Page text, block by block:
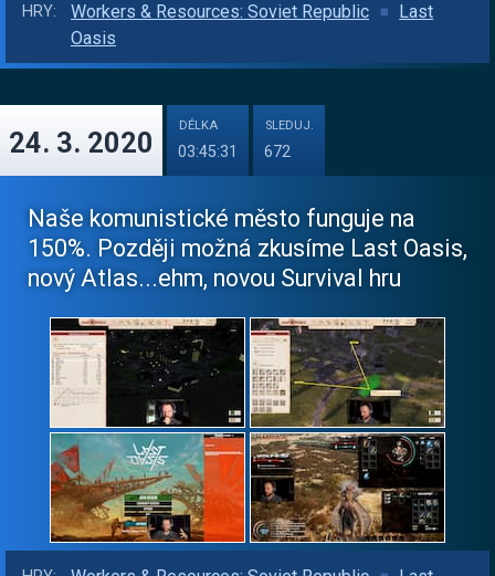
HRY: Workers & Resources: Soviet Republic
Last
Oasis
24. 3. 2020
DÉLKA
03:45:31
SLEDUJ.
672
Naše komunistické město funguje na
150%. Později možná zkusíme Last Oasis,
nový Atlas...ehm, novou Survival hru